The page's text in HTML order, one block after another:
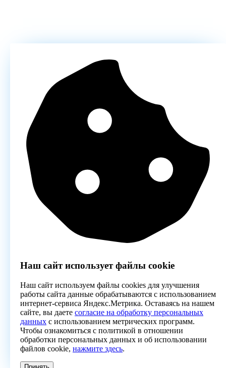
Наш сайт использует файлы cookie
Наш сайт используем файлы cookies для улучшения
работы сайта данные обрабатываются с использованием
интернет-сервиса Яндекс.Метрика. Оставаясь на нашем
сайте, вы даете согласие на обработку персональных
данных с использованием метрических программ.
Чтобы ознакомиться с политикой в отношении
обработки персональных данных и об использовании
файлов cookie, нажмите здесь.